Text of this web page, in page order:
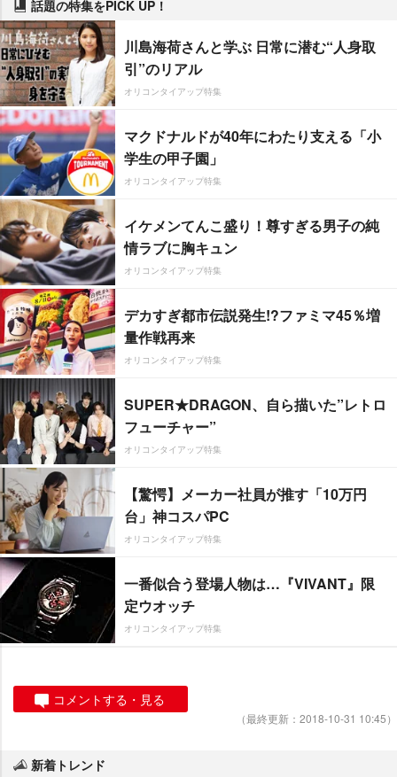
話題の特集をPICK UP！
川島海荷さんと学ぶ 日常に潜む“人身取
引”のリアル
オリコンタイアップ特集
マクドナルドが40年にわたり支える「小
学生の甲子園」
オリコンタイアップ特集
イケメンてんこ盛り！尊すぎる男子の純
情ラブに胸キュン
オリコンタイアップ特集
デカすぎ都市伝説発生!?ファミマ45％増
量作戦再来
オリコンタイアップ特集
SUPER★DRAGON、自ら描いた”レトロ
フューチャー”
オリコンタイアップ特集
【驚愕】メーカー社員が推す「10万円
台」神コスパPC
オリコンタイアップ特集
一番似合う登場人物は…『VIVANT』限
定ウオッチ
オリコンタイアップ特集
コメントする・見る
（最終更新：2018-10-31 10:45）
新着トレンド